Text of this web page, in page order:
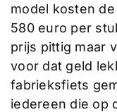
model kosten
580 euro per
prijs pittig maar
voor dat geld
fabrieksfiets
iedereen die op